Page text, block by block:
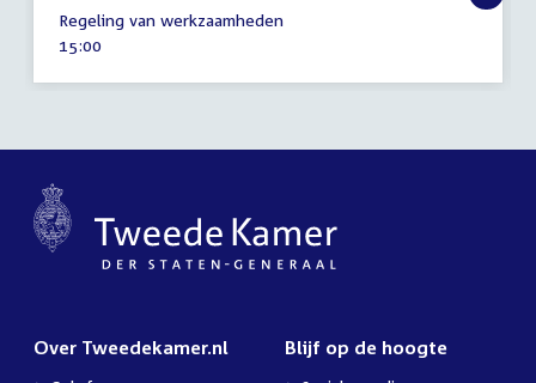
oktober
2014
Regeling van werkzaamheden
Tijd
15:00
Over Tweedekamer.nl Blijf op de hoogte